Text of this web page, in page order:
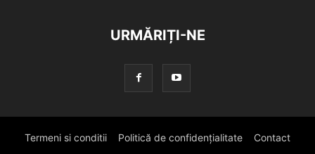
URMĂRIȚI-NE
Termeni si conditii Politică de confidențialitate Contact